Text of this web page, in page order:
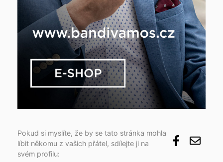
Pokud si myslíte, že by se tato stránka mohla
líbit někomu z vašich přátel, sdílejte ji na
svém profilu: